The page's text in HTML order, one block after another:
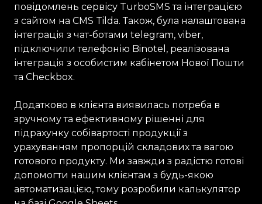
повідомлень сервісу TurboSMS та інтеграцією
з сайтом на CMS Tilda. Також, була налаштована
інтеграція з чат-ботами telegram, viber,
підключили телефонію Binotel, реалізована
інтеграція з особистим кабінетом Нової Пошти
та Checkbox.
Додатково в клієнта виявилась потреба в
зручному та ефективному рішенні для
підрахунку собівартості продукції з
урахуванням пропорцій складових та вагою
готового продукту. Ми завжди з радістю готові
допомогти нашим клієнтам з будь-якою
автоматизацією, тому розробили калькулятор